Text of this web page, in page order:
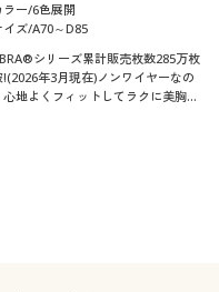
ー/6色展開
ズ/A70～D85
シリーズ累計販売枚数285万枚
!(2026年3月現在)ノンワイヤーなの
心地よくフィットしてラクに美胸。